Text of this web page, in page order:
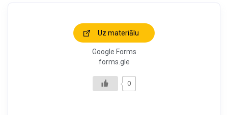
Uz materiālu
Google Forms
forms.gle
0